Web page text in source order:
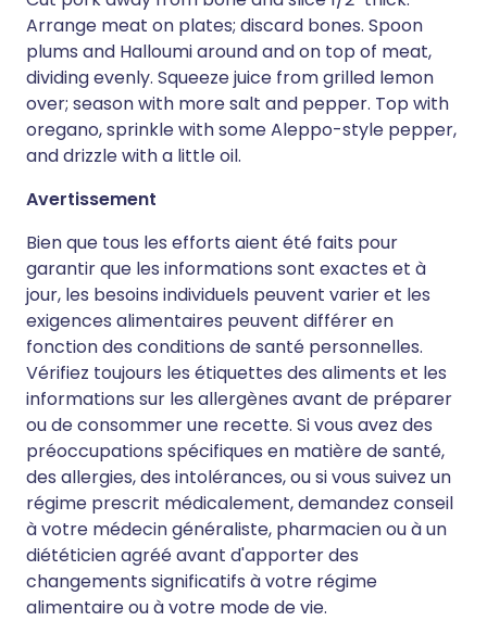
Arrange meat on plates; discard bones. Spoon
plums and Halloumi around and on top of meat,
dividing evenly. Squeeze juice from grilled lemon
over; season with more salt and pepper. Top with
oregano, sprinkle with some Aleppo-style pepper,
and drizzle with a little oil.
Avertissement
Bien que tous les efforts aient été faits pour
garantir que les informations sont exactes et à
jour, les besoins individuels peuvent varier et les
exigences alimentaires peuvent différer en
fonction des conditions de santé personnelles.
Vérifiez toujours les étiquettes des aliments et les
informations sur les allergènes avant de préparer
ou de consommer une recette. Si vous avez des
préoccupations spécifiques en matière de santé,
des allergies, des intolérances, ou si vous suivez un
régime prescrit médicalement, demandez conseil
à votre médecin généraliste, pharmacien ou à un
diététicien agréé avant d'apporter des
changements significatifs à votre régime
alimentaire ou à votre mode de vie.